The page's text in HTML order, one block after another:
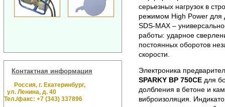
Контактная информация
Россия, г. Екатеринбург,
ул. Ленина, д. 40
Тел./факс: +7 (343) 337896
серьезных нагрузок в
режимом High Power для
SDS-МАХ –
работы: ударное
постоянных оборотов
скорости.
Электроника
SPARKY BP 750CE для
долбления в бетоне и
виброизоляция.